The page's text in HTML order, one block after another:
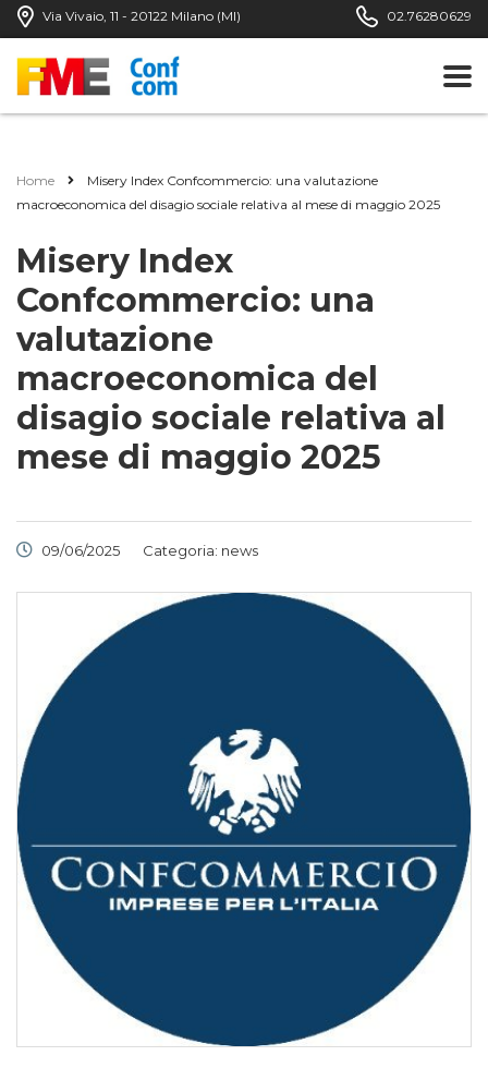
Via Vivaio, 11 - 20122 Milano (MI) 02.76280629
Home
Misery Index Confcommercio: una valutazione
macroeconomica del disagio sociale relativa al mese di maggio 2025
Misery Index
Confcommercio: una
valutazione
macroeconomica del
disagio sociale relativa al
mese di maggio 2025
09/06/2025 Categoria: news